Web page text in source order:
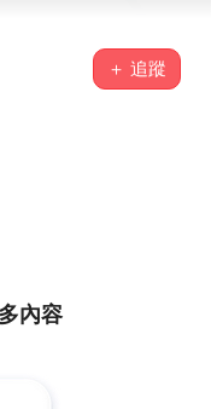
＋ 追蹤
內容